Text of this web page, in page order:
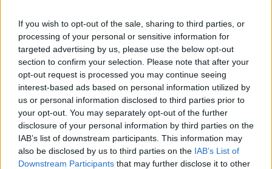
If you wish to opt-out of the sale, sharing to third parties, or
processing of your personal or sensitive information for
targeted advertising by us, please use the below opt-out
section to confirm your selection. Please note that after your
opt-out request is processed you may continue seeing
interest-based ads based on personal information utilized by
us or personal information disclosed to third parties prior to
your opt-out. You may separately opt-out of the further
disclosure of your personal information by third parties on the
IAB’s list of downstream participants. This information may
also be disclosed by us to third parties on the IAB’s List of
Downstream Participants that may further disclose it to other
Classic Mantra
Riepilogo stagione
Titolare 16 - 51%
Entrato 3 - 9 %
Squalificato 0 - 0%